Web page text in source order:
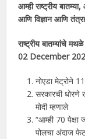
आम्ही राष्ट्रीय
आणि विज्ञान आणि
राष्ट्रीय बातम्यांचे
02 December
नोएडा मेट्रोने
सरकारची धोरणे
मोदी म्हणाले
“आम्ही 70
पोलचा अंदाज